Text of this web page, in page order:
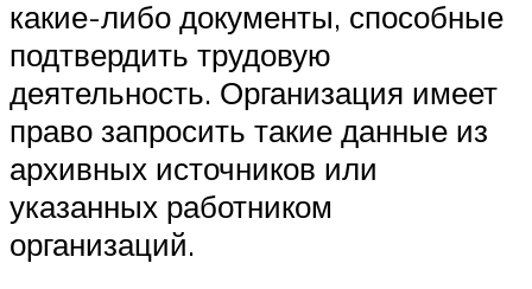
какие-либо документы, способные
подтвердить трудовую
деятельность. Организация имеет
право запросить такие данные из
архивных источников или
указанных работником
организаций.